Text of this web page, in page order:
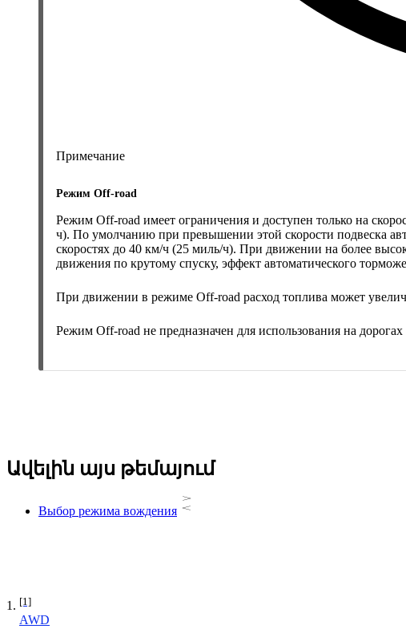
Примечание
Режим Off-road
Режим Off-road имеет ограничения и доступен только на
ч). По умолчанию при превышении этой скорости подвеска
скоростях до 40 км/ч (25 миль/ч). При движении на более
движения по крутому спуску, эффект автоматического
При движении в режиме Off-road расход топлива может
Режим Off-road не предназначен для использования на
[1]
AWD
Ավելին այս թեմայում
Выбор режима вождения